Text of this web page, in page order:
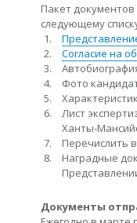
Пакет
следующему
Согласие на
Фото
Лист
Ханты-
Перечислить
Наградные
Документы